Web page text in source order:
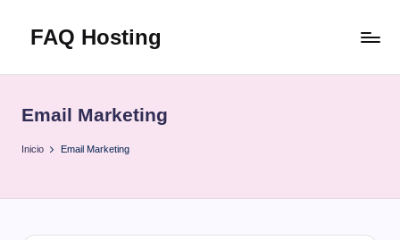
FAQ Hosting
a
tus
Email Marketing
Inicio Email Marketing